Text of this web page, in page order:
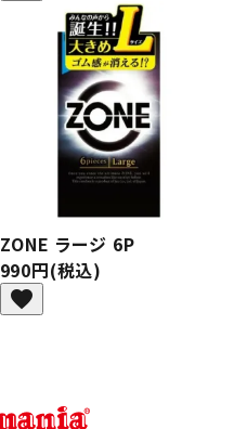
ZONE ラージ 6P
990円(税込)
favorite